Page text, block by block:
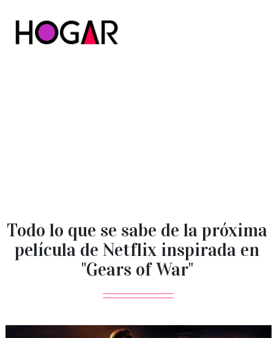
Todo lo que se sabe de la próxima
película de Netflix inspirada en
"Gears of War"